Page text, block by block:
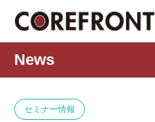
News
セミナー情報